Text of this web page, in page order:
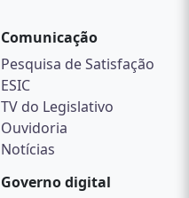
Comunicação
Pesquisa de Satisfação
ESIC
TV do Legislativo
Ouvidoria
Notícias
Governo digital